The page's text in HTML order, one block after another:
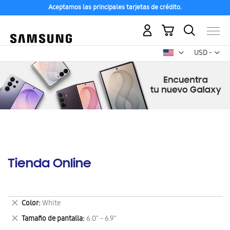
Aceptamos las principales tarjetas de crédito.
USD -
dólar
Mi carrito
Tienda Online
Color White
Eliminar
este
artículo
Tamaño de pantalla 6.0" - 6.9"
Eliminar